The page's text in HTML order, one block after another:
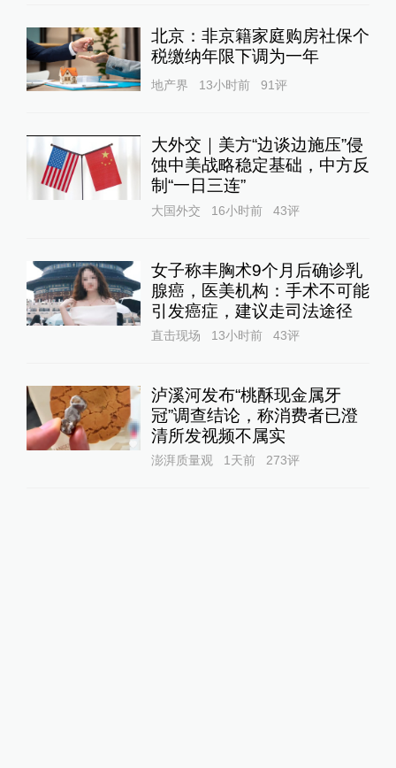
北京：非京籍家庭购房社保个
税缴纳年限下调为一年
地产界 13小时前 91评
大外交｜美方“边谈边施压”侵
蚀中美战略稳定基础，中方反
制“一日三连”
大国外交 16小时前 43评
女子称丰胸术9个月后确诊乳
腺癌，医美机构：手术不可能
引发癌症，建议走司法途径
直击现场 13小时前 43评
泸溪河发布“桃酥现金属牙
冠”调查结论，称消费者已澄
清所发视频不属实
澎湃质量观 1天前 273评